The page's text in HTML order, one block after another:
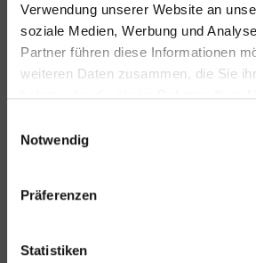
Verwendung unserer Website an
soziale Medien, Werbung und
Partner führen diese Informationen
weiteren Daten zusammen, die Sie
Notwendig
Präferenzen
Statistiken
Kontakt
Öffnungszeiten
Anfahrtsplan
Medienstelle